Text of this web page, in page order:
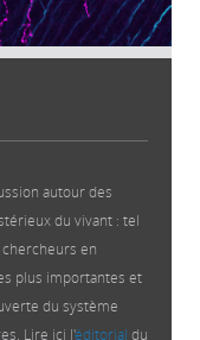
autour des
du vivant : tel
en
plus importantes et
du système
Lire ici l'éditorial du